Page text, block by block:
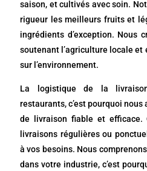
saison, et cultivés avec soin.
rigueur les meilleurs fruits et
ingrédients d’exception. Nous
soutenant l’agriculture locale
sur l’environnement.
La logistique de la
restaurants, c’est pourquoi
de livraison fiable et efficace.
livraisons régulières ou
à vos besoins. Nous
dans votre industrie, c’est